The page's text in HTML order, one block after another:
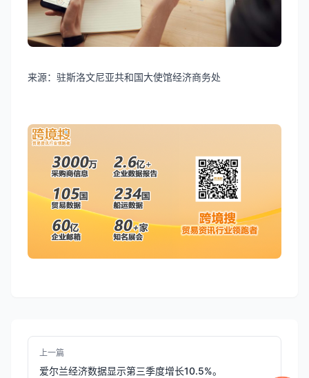
来源：驻斯洛文尼亚共和国大使馆经济商务处
上一篇
爱尔兰经济数据显示第三季度增长10.5%。